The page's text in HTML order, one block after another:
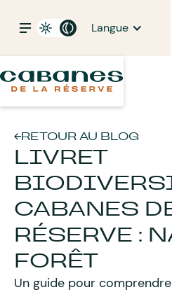
Langue
RETOUR AU BLOG
LIVRET
CABANES
RÉSERVE :
FORÊT
Un guide pour